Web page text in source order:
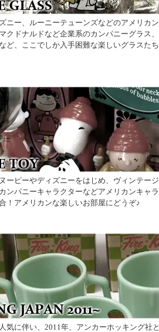
ニー、ルーニーテューンズなどのアメリカン
クドナルドなど企業系のカンパニーグラス、
ど、ここでしか入手困難な楽しいグラスたち
ーピーやディズニーをはじめ、ヴィンテージ
ンパニーキャラクターなどアメリカンキャラ
！アメリカンな楽しいお部屋にどうぞ♪
気に伴い、2011年、アンカーホッキング社と